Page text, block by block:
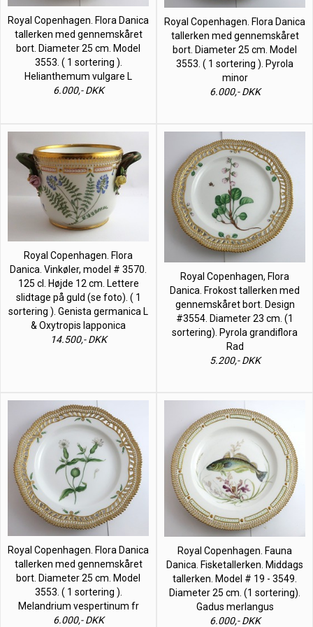
Royal Copenhagen. Flora Danica
tallerken med gennemskåret
bort. Diameter 25 cm. Model
3553. ( 1 sortering ).
Helianthemum vulgare L
6.000,- DKK
Royal Copenhagen. Flora Danica
tallerken med gennemskåret
bort. Diameter 25 cm. Model
3553. ( 1 sortering ). Pyrola
minor
6.000,- DKK
Royal Copenhagen. Flora
Danica. Vinkøler, model # 3570.
125 cl. Højde 12 cm. Lettere
slidtage på guld (se foto). ( 1
sortering ). Genista germanica L
& Oxytropis lapponica
14.500,- DKK
Royal Copenhagen, Flora
Danica. Frokost tallerken med
gennemskåret bort. Design
#3554. Diameter 23 cm. (1
sortering). Pyrola grandiflora
Rad
5.200,- DKK
Royal Copenhagen. Flora Danica
tallerken med gennemskåret
bort. Diameter 25 cm. Model
3553. ( 1 sortering ).
Melandrium vespertinum fr
6.000,- DKK
Royal Copenhagen. Fauna
Danica. Fisketallerken. Middags
tallerken. Model # 19 - 3549.
Diameter 25 cm. (1 sortering).
Gadus merlangus
6.000,- DKK